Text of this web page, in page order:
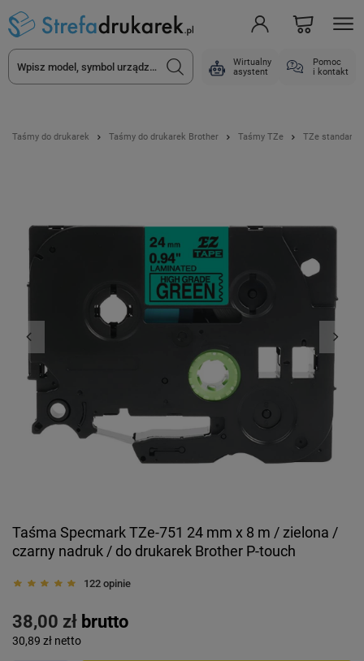
Wirtualny
asystent
Pomoc
i kontakt
Taśmy do drukarek Taśmy do drukarek Brother Taśmy TZe TZe
Taśma Specmark TZe-751 24 mm x 8 m / zielona /
czarny nadruk / do drukarek Brother P-touch
122 opinie
38,00 zł brutto
30,89 zł netto